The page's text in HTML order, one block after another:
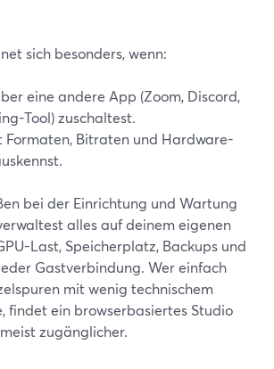
sich besonders, wenn:
eine andere App (Zoom, Discord,
Tool) zuschaltest.
Formaten, Bitraten und Hardware-
bei der Einrichtung und Wartung
alles auf deinem eigenen
Last, Speicherplatz, Backups und
Gastverbindung. Wer einfach
mit wenig technischem
findet ein browserbasiertes Studio
zugänglicher.